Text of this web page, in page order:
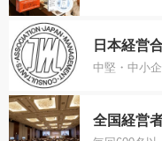
日本経営
中堅・中小
全国経営